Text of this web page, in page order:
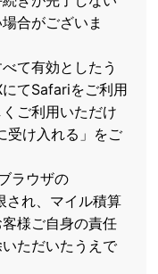
合がございま
て有効としたう
てSafariをご利用
ご利用いただけ
受け入れる」をご
ラウザの
れ、マイル積算
様ご自身の責任
ただいたうえで